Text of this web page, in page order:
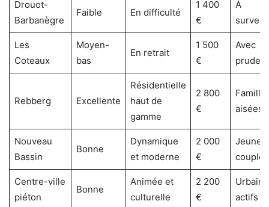
Drouot-
Barbanègre
Faible En difficulté
1 400
€
À
Les
Coteaux
Moyen-
bas
En retrait
1 500
€
Avec
Rebberg Excellente
Résidentielle
haut de
gamme
2 800
€
aisées
Nouveau
Bassin
Bonne
Dynamique
et moderne
2 000
€
Jeunes
couples
Centre-ville
piéton
Bonne
Animée et
culturelle
2 200
€
Urbains
actifs